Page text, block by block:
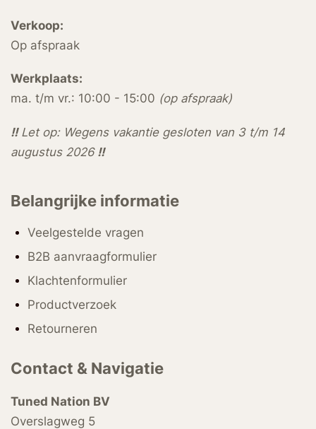
Verkoop:
Op afspraak
Werkplaats:
ma. t/m vr.: 10:00 - 15:00 (op afspraak)
!!Let op: Wegens vakantie gesloten van 3 t/m 14
augustus 2026 !!
Belangrijke informatie
Veelgestelde vragen
B2B aanvraagformulier
Klachtenformulier
Productverzoek
Retourneren
Contact & Navigatie
Tuned Nation BV
Overslagweg 5